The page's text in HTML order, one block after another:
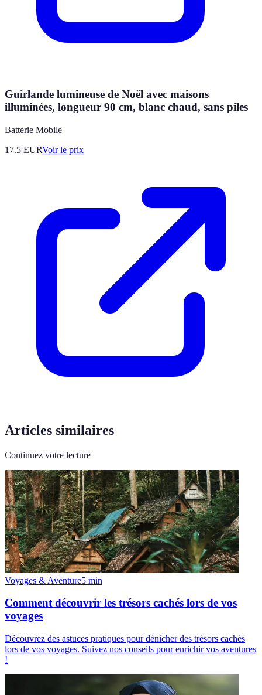
Guirlande lumineuse de Noël avec maisons
illuminées, longueur 90 cm, blanc chaud, sans piles
Batterie Mobile
17.5 EURVoir le prix
Articles similaires
Continuez votre lecture
Voyages & Aventure5 min
Comment découvrir les trésors cachés lors de vos
voyages
Découvrez des astuces pratiques pour dénicher des trésors cachés
lors de vos voyages. Suivez nos conseils pour enrichir vos aventures
!